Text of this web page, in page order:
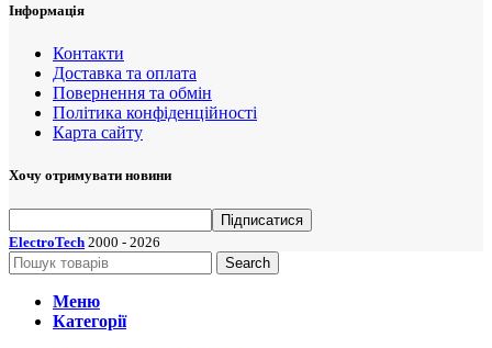
Інформація
Контакти
Доставка та оплата
Повернення та обмін
Політика конфіденційності
Карта сайту
Хочу отримувати новини
ElectroTech 2000 - 2026
Search
Меню
Категорії